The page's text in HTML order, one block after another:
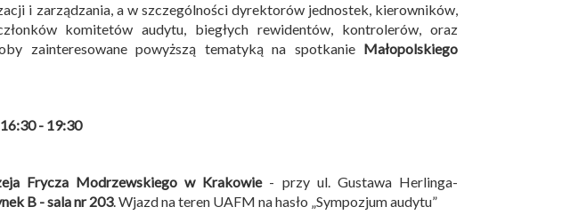
i zarządzania, a w szczególności dyrektorów jednostek, kierowników,
komitetów audytu, biegłych rewidentów, kontrolerów, oraz
zainteresowane powyższą tematyką na spotkanie Małopolskiego
- 19:30
Frycza Modrzewskiego w Krakowie- przy ul. Gustawa Herlinga-
B -sala nr 203. Wjazd na teren UAFM na hasło „Sympozjum audytu”